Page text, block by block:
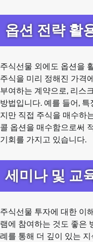
옵션 전략 활
주식선물 외에도 옵션을
주식을 미리 정해진 가격
부여하는 계약으로, 리스
방법입니다. 예를 들어,
지만 직접 주식을 매수하
콜 옵션을 매수함으로써
기회를 가지고 있습니다.
세미나 및 교
주식선물 투자에 대한 이
램에 참여하는 것도 좋은
례를 통해 더 깊이 있는